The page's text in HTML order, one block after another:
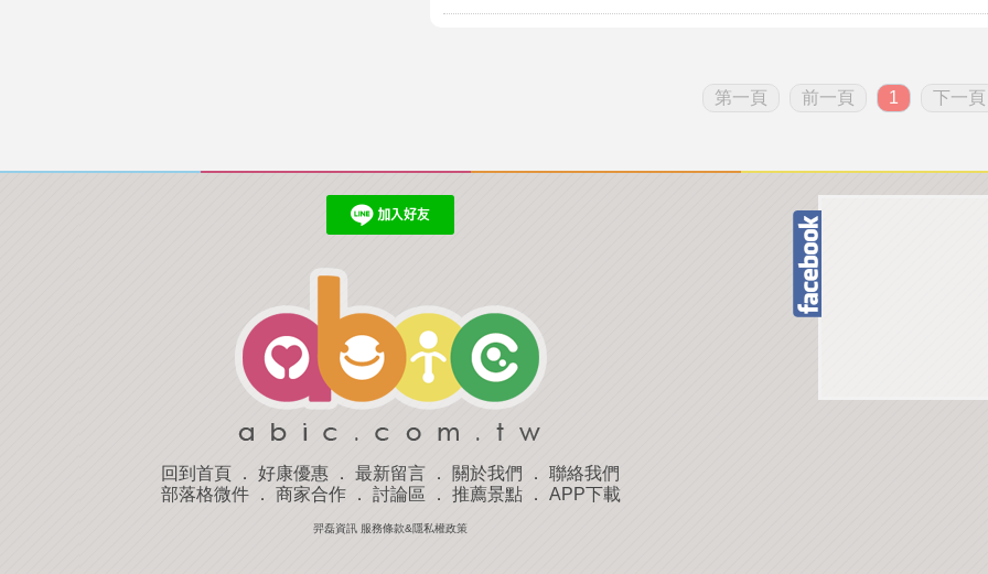
第一頁 前一頁 1 下一頁
回到首頁 ． 好康優惠 ． 最新留言 ． 關於我們 ． 聯絡我們
部落格微件． 商家合作． 討論區 ． 推薦景點． APP下載
羿磊資訊 服務條款&隱私權政策